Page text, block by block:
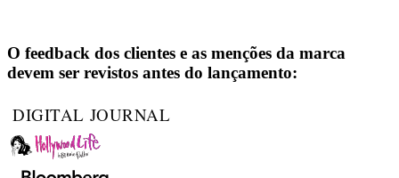
O feedback dos clientes e as menções da marca
devem ser revistos antes do lançamento: